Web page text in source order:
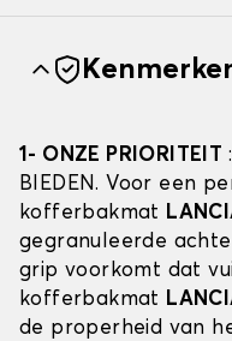
1- ONZE PRIORITEIT
BIEDEN. Voor een
kofferbakmat
gegranuleerde
grip voorkomt dat
kofferbakmat
de properheid van